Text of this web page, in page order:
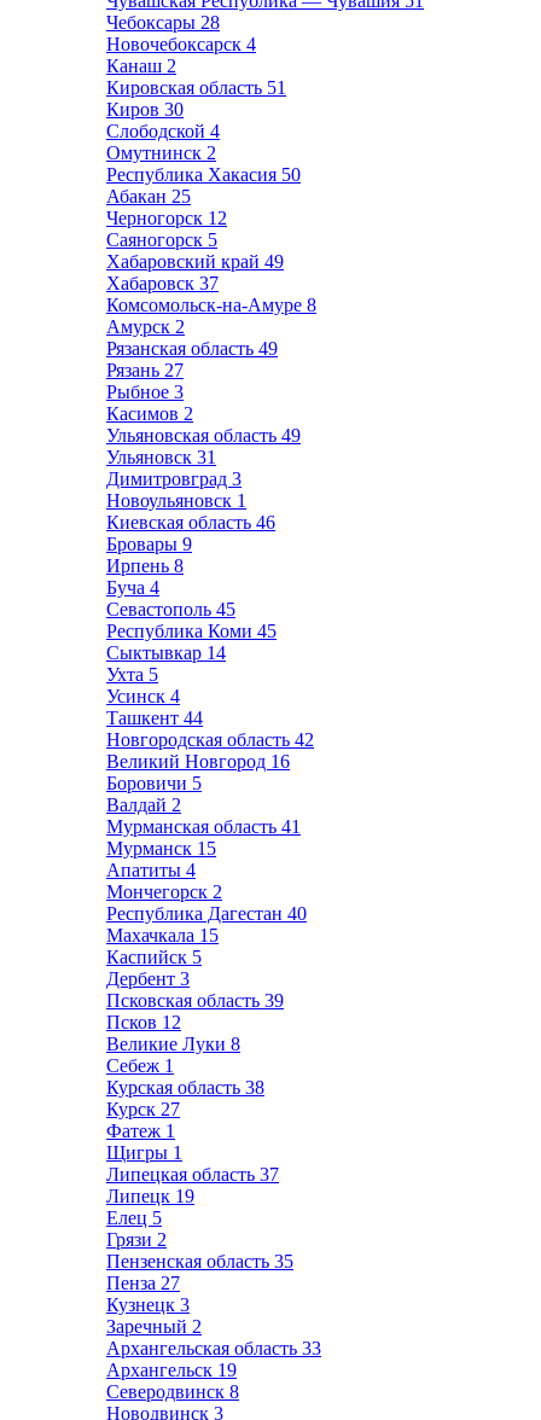
Чебоксары 28
Новочебоксарск 4
Канаш 2
Кировская область 51
Киров 30
Слободской 4
Омутнинск 2
Республика Хакасия 50
Абакан 25
Черногорск 12
Саяногорск 5
Хабаровский край 49
Хабаровск 37
Комсомольск-на-Амуре 8
Амурск 2
Рязанская область 49
Рязань 27
Рыбное 3
Касимов 2
Ульяновская область 49
Ульяновск 31
Димитровград 3
Новоульяновск 1
Киевская область 46
Бровары 9
Ирпень 8
Буча 4
Севастополь 45
Республика Коми 45
Сыктывкар 14
Ухта 5
Усинск 4
Ташкент 44
Новгородская область 42
Великий Новгород 16
Боровичи 5
Валдай 2
Мурманская область 41
Мурманск 15
Апатиты 4
Мончегорск 2
Республика Дагестан 40
Махачкала 15
Каспийск 5
Дербент 3
Псковская область 39
Псков 12
Великие Луки 8
Себеж 1
Курская область 38
Курск 27
Фатеж 1
Щигры 1
Липецкая область 37
Липецк 19
Елец 5
Грязи 2
Пензенская область 35
Пенза 27
Кузнецк 3
Заречный 2
Архангельская область 33
Архангельск 19
Северодвинск 8
Новодвинск 3